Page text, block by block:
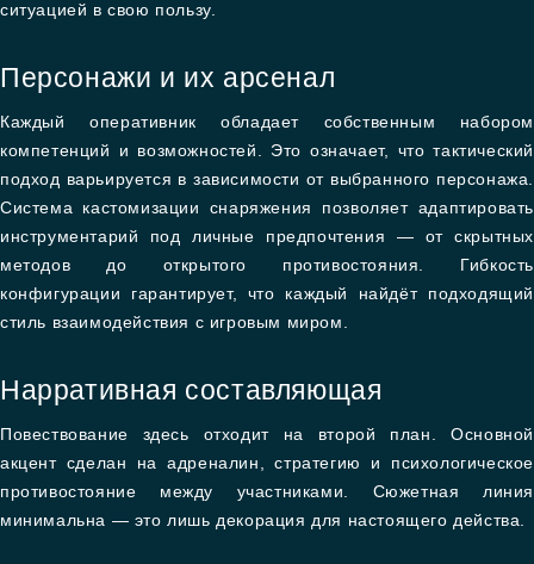
ситуацией в свою пользу.
Персонажи и их арсенал
Каждый оперативник обладает собственным набором
компетенций и возможностей. Это означает, что тактический
подход варьируется в зависимости от выбранного персонажа.
Система кастомизации снаряжения позволяет адаптировать
инструментарий под личные предпочтения — от скрытных
методов до открытого противостояния. Гибкость
конфигурации гарантирует, что каждый найдёт подходящий
стиль взаимодействия с игровым миром.
Нарративная составляющая
Повествование здесь отходит на второй план. Основной
акцент сделан на адреналин, стратегию и психологическое
противостояние между участниками. Сюжетная линия
минимальна — это лишь декорация для настоящего действа.